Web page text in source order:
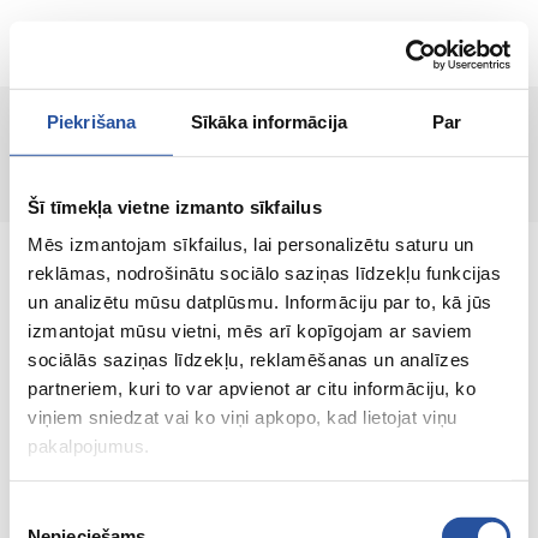
Piekrišana Sīkāka informācija Par
Šī tīmekļa vietne izmanto sīkfailus
Mēs izmantojam sīkfailus, lai personalizētu saturu un
reklāmas, nodrošinātu sociālo saziņas līdzekļu funkcijas
un analizētu mūsu datplūsmu. Informāciju par to, kā jūs
izmantojat mūsu vietni, mēs arī kopīgojam ar saviem
sociālās saziņas līdzekļu, reklamēšanas un analīzes
partneriem, kuri to var apvienot ar citu informāciju, ko
viņiem sniedzat vai ko viņi apkopo, kad lietojat viņu
pakalpojumus.
LT
Prekė nerasta!
Internetinė parduotuvė su palankiomis
kainomis ir kokybiškomis prekėmis, kurioje
klientų pasitenkinimas yra mūsų pagrindinė
vertybė.
Viskas Tavo namams ir sodui!